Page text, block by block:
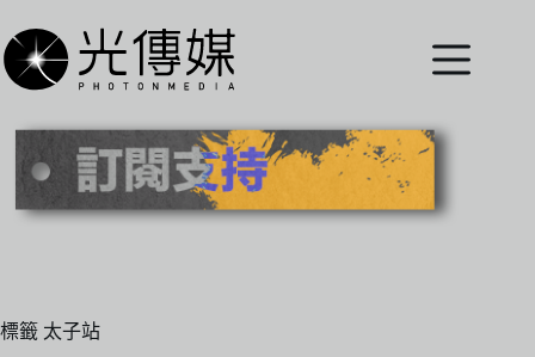
至
主
內
標籤 太子站